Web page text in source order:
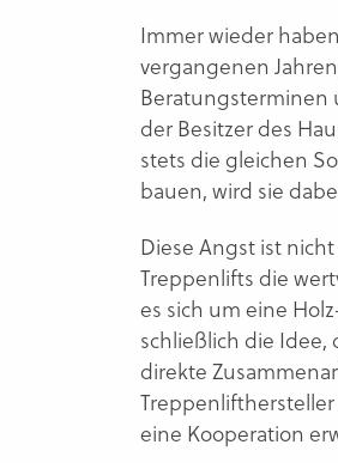
Immer wieder
vergangenen
Beratungsterminen
der Besitzer des
stets die gleichen
bauen, wird sie
Diese Angst ist
Treppenlifts die
es sich um eine
schließlich die
direkte
eine Kooperation